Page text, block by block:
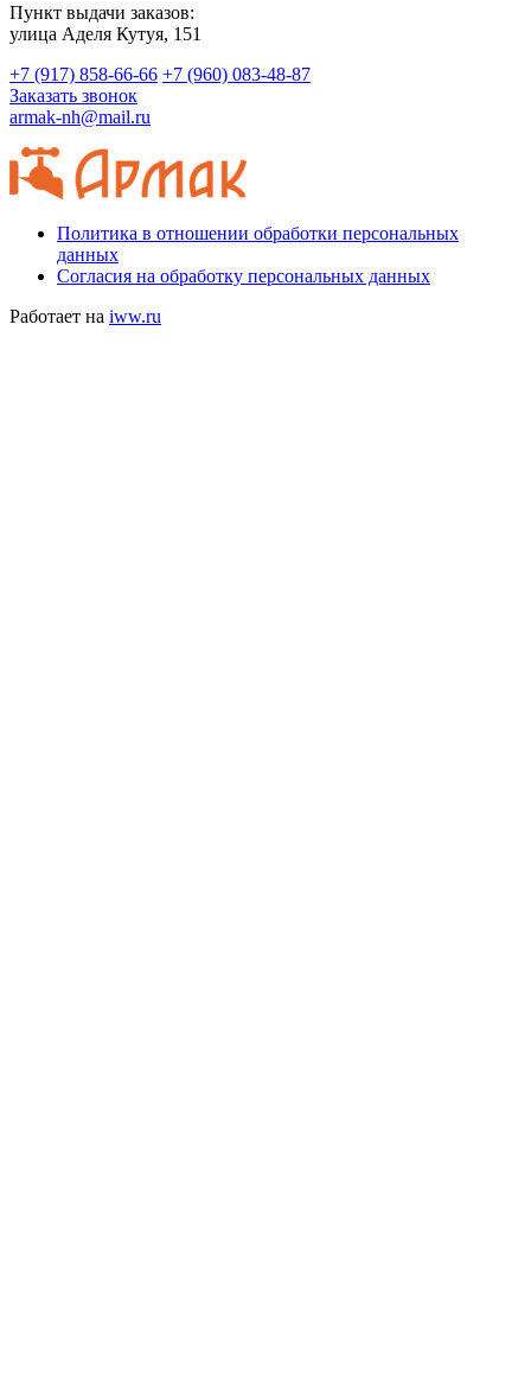
Пункт выдачи заказов:
​улица Аделя Кутуя, 151
+7 (917) 858-66-66 +7 (960) 083-48-87
Заказать звонок
armak-nh@mail.ru
Политика в отношении обработки персональных
данных
Согласия на обработку персональных данных
Работает на iww.ru